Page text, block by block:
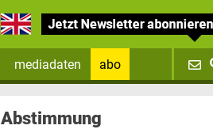
mediadaten
abo
Abstimmung